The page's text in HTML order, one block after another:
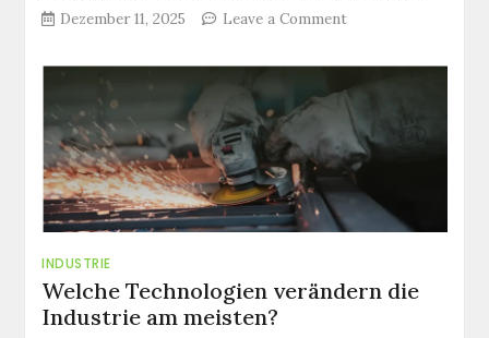
Dezember 11, 2025 Leave a Commenton
und
Design
für
nachhaltige
Messestände
INDUSTRIE
Welche Technologien verändern die
Industrie am meisten?